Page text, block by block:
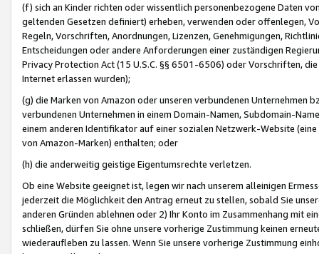
(f) sich an Kinder richten oder wissentlich personenbezogene Daten
geltenden Gesetzen definiert) erheben, verwenden oder offenlegen,
Regeln, Vorschriften, Anordnungen, Lizenzen, Genehmigungen,
Entscheidungen oder andere Anforderungen einer zuständigen
Privacy Protection Act (15 U.S.C. §§ 6501-6506) oder Vorschriften,
Internet erlassen wurden);
(g) die Marken von Amazon oder unseren verbundenen Unternehmen
verbundenen Unternehmen in einem Domain-Namen, Subdomain-
einem anderen Identifikator auf einer sozialen Netzwerk-Website
von Amazon-Marken) enthalten; oder
(h) die anderweitig geistige Eigentumsrechte verletzen.
Ob eine Website geeignet ist, legen wir nach unserem alleinigen
jederzeit die Möglichkeit den Antrag erneut zu stellen, sobald Sie
anderen Gründen ablehnen oder 2) Ihr Konto im Zusammenhang mit
schließen, dürfen Sie ohne unsere vorherige Zustimmung keinen
wiederaufleben zu lassen. Wenn Sie unsere vorherige Zustimmung